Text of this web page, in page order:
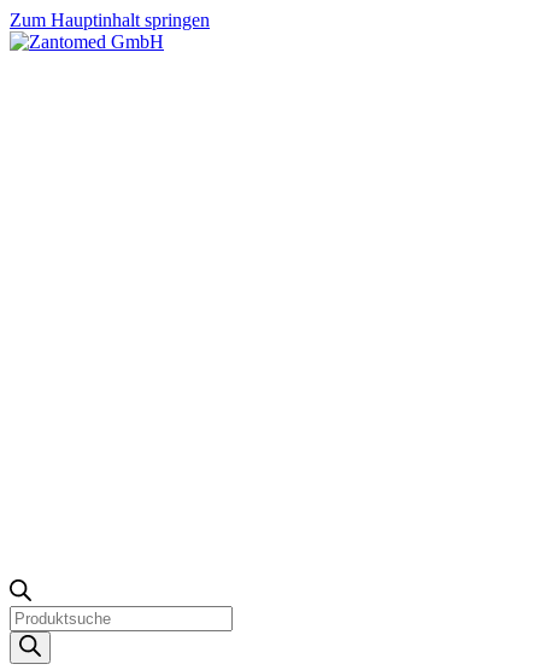
Zum Hauptinhalt springen
Products
search